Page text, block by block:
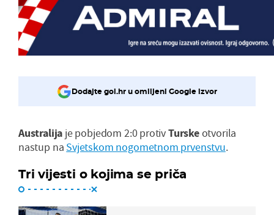
Dodajte gol.hr u omiljeni Google izvor
Australija je pobjedom 2:0 protivTurskeotvorila
nastup na Svjetskom nogometnom prvenstvu.
Tri vijesti o kojima se priča